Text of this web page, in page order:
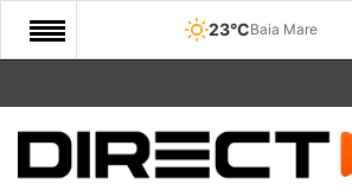
23°CBaia Mare
START
COMUNITATE